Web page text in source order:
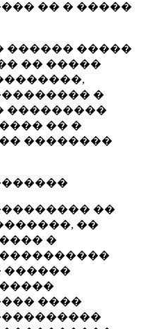
�� � �����
������ �����
�� �����
�
���������
�� �
��������
��
��
�
������
����